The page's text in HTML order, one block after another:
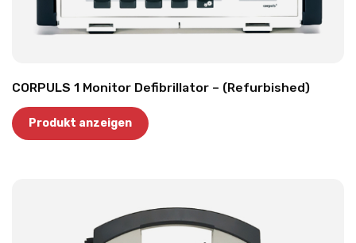
CORPULS 1 Monitor Defibrillator – (Refurbished)
Produkt anzeigen